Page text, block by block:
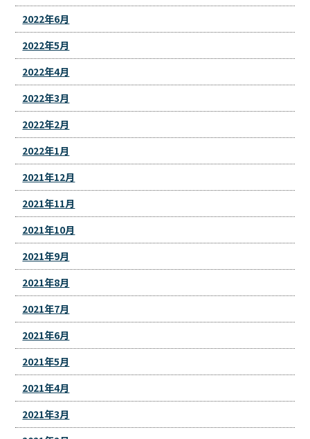
2022年6月
2022年5月
2022年4月
2022年3月
2022年2月
2022年1月
2021年12月
2021年11月
2021年10月
2021年9月
2021年8月
2021年7月
2021年6月
2021年5月
2021年4月
2021年3月